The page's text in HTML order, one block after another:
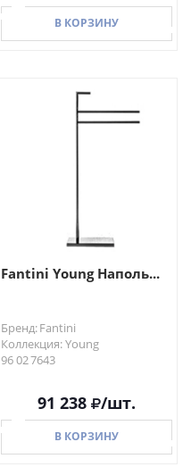
В КОРЗИНУ
В КОРЗИНУ
Fantini Young Наполь...
Бренд: Fantini
Коллекция: Young
96 02 7643
91 238 /шт.
В КОРЗИНУ